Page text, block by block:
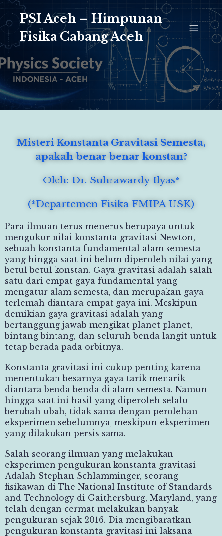
PSI Aceh – Himpunan
Fisika Cabang Aceh
Misteri Konstanta Gravitasi Semesta,
apakah benar benar konstan?
Oleh: Dr. Suhrawardy Ilyas*
(*Departemen Fisika FMIPA USK)
Para ilmuan terus menerus berupaya untuk
mengukur nilai konstanta gravitasi Newton,
sebuah konstanta fundamental alam semesta
yang hingga saat ini belum diperoleh nilai yang
betul betul konstan. Gaya gravitasi adalah salah
satu dari empat gaya fundamental yang
mengatur alam semesta, dan merupakan gaya
terlemah diantara empat gaya ini. Meskipun
demikian gaya gravitasi adalah yang
bertanggung jawab mengikat planet planet,
bintang bintang, dan seluruh benda langit untuk
tetap berada pada orbitnya.
Konstanta gravitasi ini cukup penting karena
menentukan besarnya gaya tarik menarik
diantara benda benda di alam semesta. Namun
hingga saat ini hasil yang diperoleh selalu
berubah ubah, tidak sama dengan perolehan
eksperimen sebelumnya, meskipun eksperimen
yang dilakukan persis sama.
Salah seorang ilmuan yang melakukan
eksperimen pengukuran konstanta gravitasi
Adalah Stephan Schlamminger, seorang
fisikawan di The National Institute of Standards
and Technology di Gaithersburg, Maryland, yang
telah dengan cermat melakukan banyak
pengukuran sejak 2016. Dia mengibaratkan
pengukuran konstanta gravitasi ini laksana